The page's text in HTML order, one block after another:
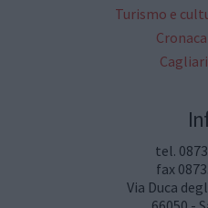
Turismo e
tel.
fax
Via Duca